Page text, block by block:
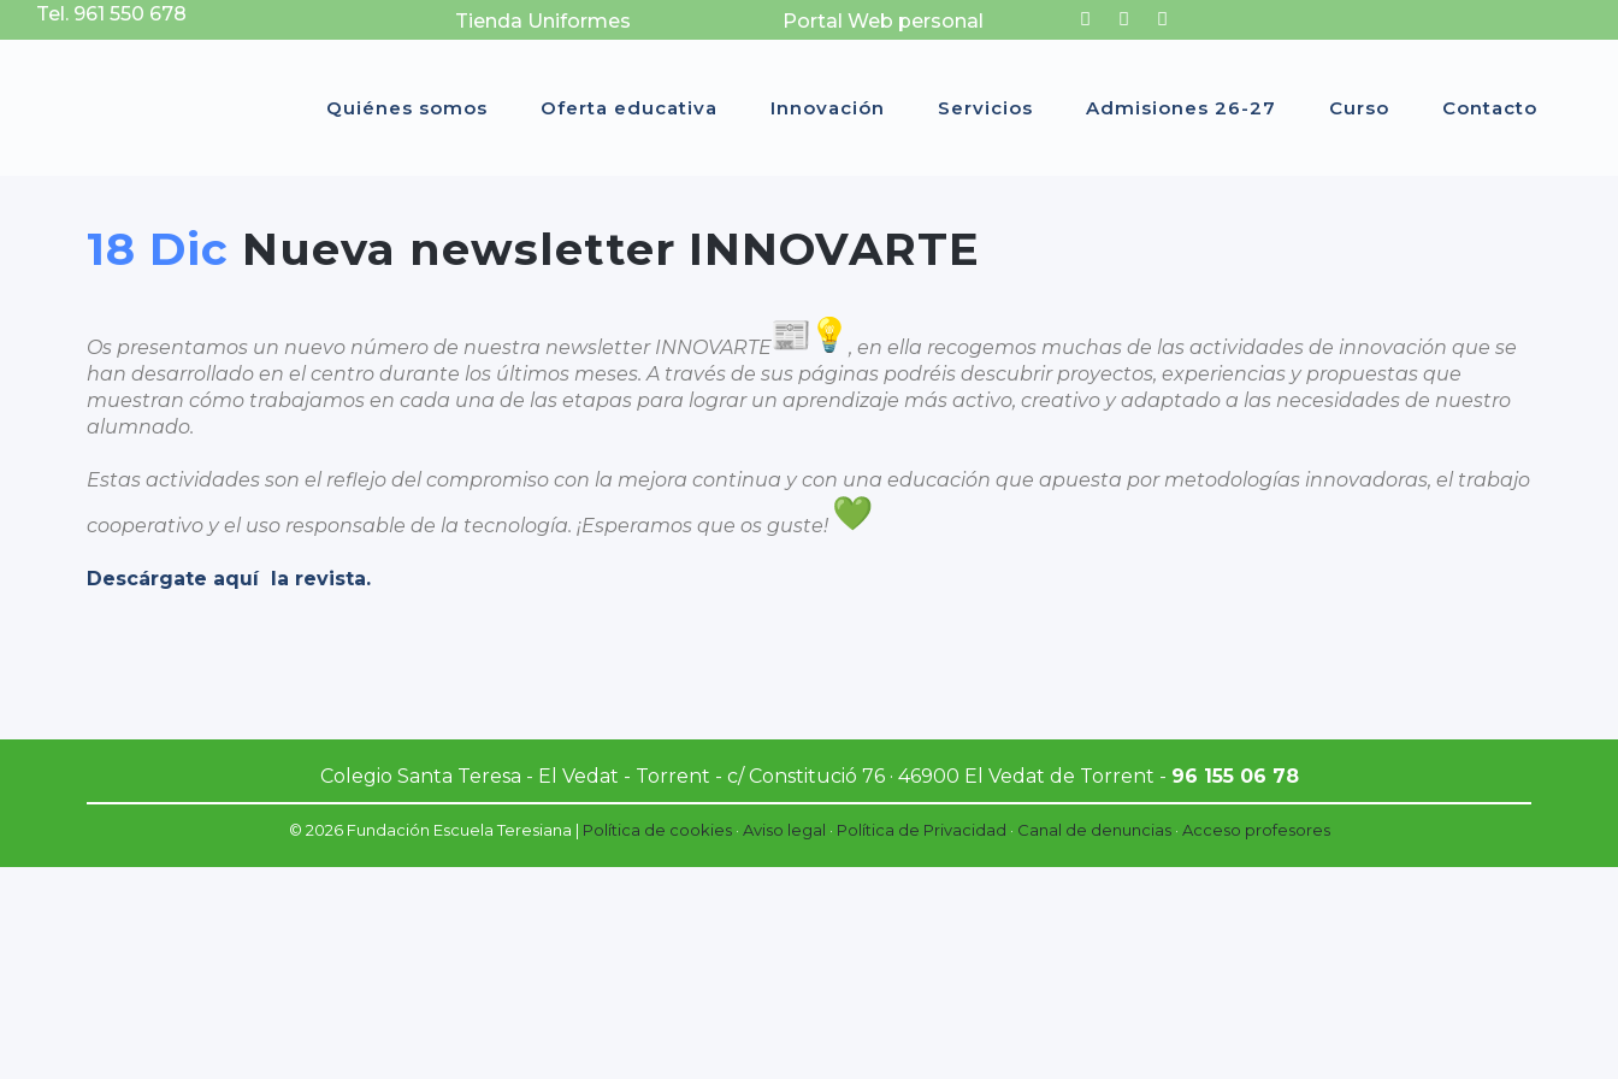
Tel. 961 550 678 Tienda Uniformes Portal Web personal
Quiénes somos Oferta educativa Innovación Servicios Admisiones 26-27 Curso Contacto
18 Dic Nueva newsletter INNOVARTE
Os presentamos un nuevo número de nuestra newsletter INNOVARTE
, en ella recogemos muchas de las actividades de innovación que se
han desarrollado en el centro durante los últimos meses. A través de sus páginas podréis descubrir proyectos, experiencias y propuestas que
muestran cómo trabajamos en cada una de las etapas para lograr un aprendizaje más activo, creativo y adaptado a las necesidades de nuestro
alumnado.
Estas actividades son el reflejo del compromiso con la mejora continua y con una educación que apuesta por metodologías innovadoras, el trabajo
cooperativo y el uso responsable de la tecnología. ¡Esperamos que os guste!
Descárgate aquí la revista.
Colegio Santa Teresa - El Vedat - Torrent - c/ Constitució 76 · 46900 El Vedat de Torrent - 96 155 06 78
© 2026 Fundación Escuela Teresiana | Política de cookies· Aviso legal · Política de Privacidad · Canal de denuncias· Acceso profesores